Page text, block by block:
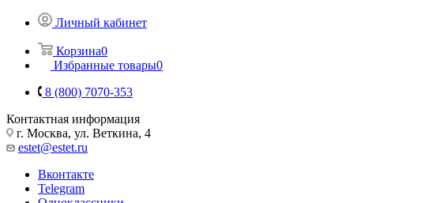
Личный кабинет
Корзина0
Избранные товары0
8 (800) 7070-353
Контактная информация
г. Москва, ул. Веткина, 4
estet@estet.ru
Вконтакте
Telegram